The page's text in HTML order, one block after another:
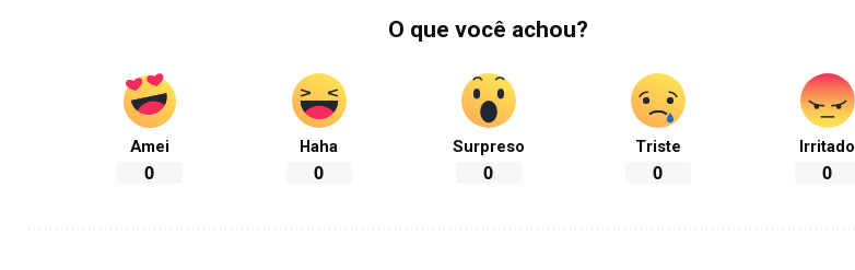
O que você achou?
Amei
0
Haha
0
Surpreso
0
Triste
0
Irritado
0